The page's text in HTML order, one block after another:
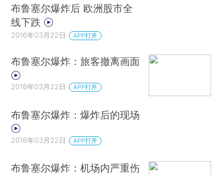
布鲁塞尔爆炸后 欧洲股市全
线下跌
2016年03月22日 APP打开
布鲁塞尔爆炸：旅客撤离画面
2016年03月22日 APP打开
布鲁塞尔爆炸：爆炸后的现场
2016年03月22日 APP打开
布鲁塞尔爆炸：机场内严重伤